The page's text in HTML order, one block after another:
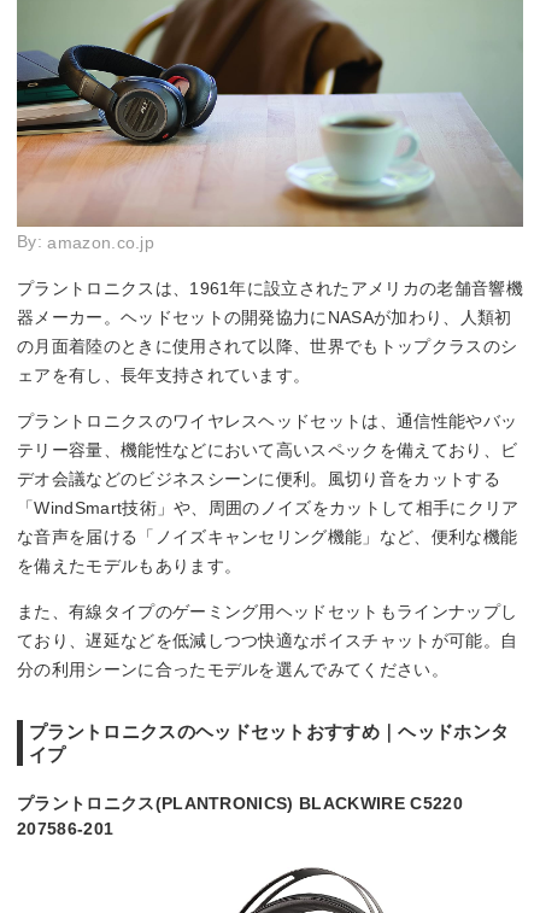
By:amazon.co.jp
プラントロニクスは、1961年に設立されたアメリカの老舗音響機
器メーカー。ヘッドセットの開発協力にNASAが加わり、人類初
の月面着陸のときに使用されて以降、世界でもトップクラスのシ
ェアを有し、長年支持されています。
プラントロニクスのワイヤレスヘッドセットは、通信性能やバッ
テリー容量、機能性などにおいて高いスペックを備えており、ビ
デオ会議などのビジネスシーンに便利。風切り音をカットする
「WindSmart技術」や、周囲のノイズをカットして相手にクリア
な音声を届ける「ノイズキャンセリング機能」など、便利な機能
を備えたモデルもあります。
また、有線タイプのゲーミング用ヘッドセットもラインナップし
ており、遅延などを低減しつつ快適なボイスチャットが可能。自
分の利用シーンに合ったモデルを選んでみてください。
プラントロニクスのヘッドセットおすすめ｜ヘッドホンタ
イプ
プラントロニクス(PLANTRONICS) BLACKWIRE C5220
207586-201